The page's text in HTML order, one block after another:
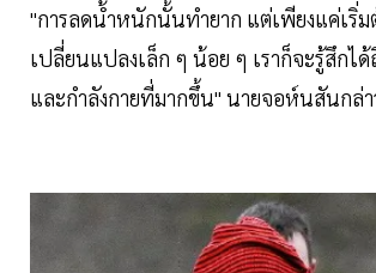
"การลดน้ำหนักนั้นทำยาก แต่เพียงแค่เริ่ม
เปลี่ยนแปลงเล็ก ๆ น้อย ๆ เราก็จะรู้สึกไ
และกำลังกายที่มากขึ้น" นายจอห์นสันกล่า